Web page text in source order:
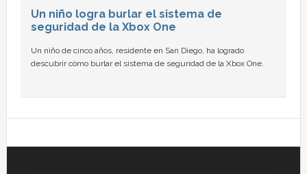
Un niño logra burlar el sistema de
seguridad de la Xbox One
Un niño de cinco años, residente en San Diego, ha logrado
descubrir cómo burlar el sistema de seguridad de la Xbox One.